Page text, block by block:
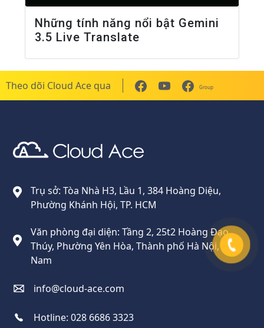
Những tính năng nổi bật Gemini
3.5 Live Translate
Theo dõi Cloud Ace qua Group
Trụ sở: Tòa Nhà H3, Lầu 1, 384 Hoàng Diệu,
Phường Khánh Hội, TP. HCM
Văn phòng đại diện: Tầng 2, 25t2 Hoàng Đạo
Thúy, Phường Yên Hòa, Thành phố Hà Nội, Việt
Nam
info@cloud-ace.com
Hotline:028 6686 3323